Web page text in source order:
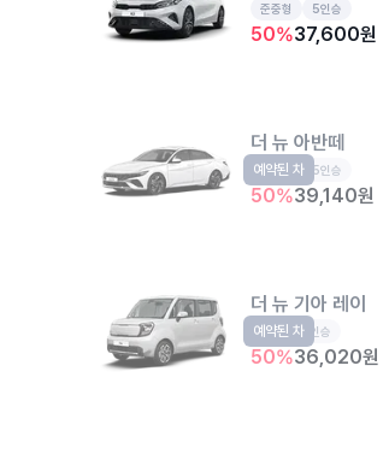
준중형 5인승
50%37,600원
더 뉴 아반떼
준중형 5인승
50%39,140원
예약된 차
더 뉴 기아 레이
경형 5인승
50%36,020원
예약된 차